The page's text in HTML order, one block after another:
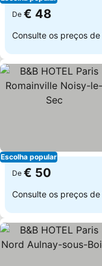
De € 48
Consulte os preços de
Escolha popular
De € 50
Consulte os preços de